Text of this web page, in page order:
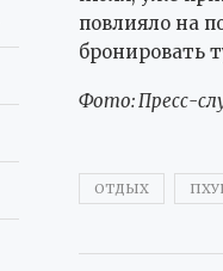
повлияло на
бронировать
Фото: Пресс-
ОТДЫХ